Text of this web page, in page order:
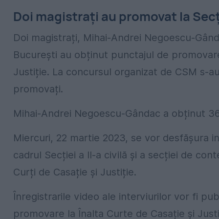
Doi magistrați au promovat la
Doi magistrați, Mihai-Andrei Negoescu-
București au obținut punctajul de
Justiție. La concursul organizat de CSM s-
promovați.
Mihai-Andrei Negoescu-Gândac a obținut
Miercuri, 22 martie 2023, se vor desfășura
cadrul Secției a II-a civilă și a secției de
Curți de Casație și Justiție.
Înregistrarile video ale interviurilor vor fi
promovare la Înalta Curte de Casație și